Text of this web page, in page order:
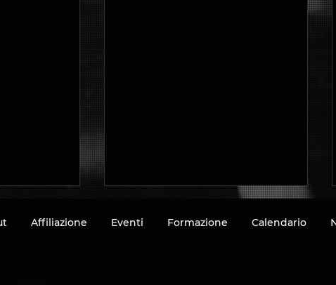
Affiliazione Eventi Formazione Calendario